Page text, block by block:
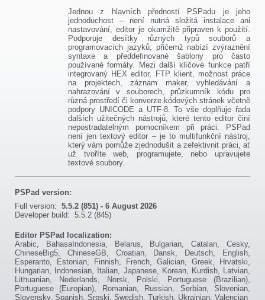
Jednou z hlavních předností PSPadu je jeho
jednoduchost – není nutná složitá instalace ani
nastavování, editor je okamžitě připraven k použití.
Podporuje desítky různých typů souborů a
programovacích jazyků, přičemž nabízí zvýraznění
syntaxe a předdefinované šablony pro často
používané formáty. Mezi další klíčové funkce patří
integrovaný HEX editor, FTP klient, možnost práce
na projektech, záznam maker, vyhledávání a
nahrazování v souborech, průzkumník kódu pro
různá prostředí či konverze kódových stránek včetně
podpory UNICODE a UTF-8. To vše doplňuje řada
dalších užitečných nástrojů, které tento editor činí
nepostradatelným pomocníkem při práci. PSPad
není jen textový editor – je to multifunkční nástroj,
který vám pomůže zjednodušit a zefektivnit práci, ať
už tvoříte web, programujete, nebo upravujete
textové soubory.
PSPad version:
Full version: 5.5.2 (851) - 6 August 2026
Developer build: 5.5.2 (845)
Editor PSPad localization:
Arabic, BahasaIndonesia, Belarus, Bulgarian, Catalan, Cesky,
ChineseBig5, ChineseGB, Croatian, Dansk, Deutsch, English,
Esperanto, Estonian, Finnish, French, Galician, Greek, Hrvatski,
Hungarian, Indonesian, Italian, Japanese, Korean, Kurdish, Latvian,
Lithuanian, Nederlands, Norsk, Polski, Portuguese (Brazilian),
Portuguese (Europian), Romanian, Russian, Serbian, Slovenian,
Slovensky, Spanish, Srpski, Swedish, Turkish, Ukrainian, Valencian